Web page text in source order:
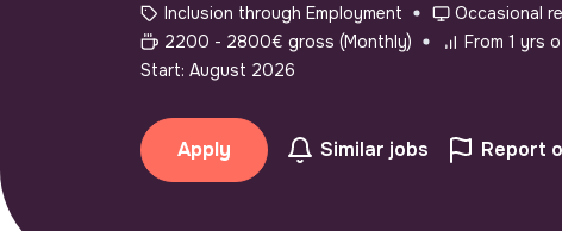
Inclusion through Employment
Occasional
2200 - 2800€ gross (Monthly)
From 1 yrs
Start: August 2026
Apply Similar jobs Report